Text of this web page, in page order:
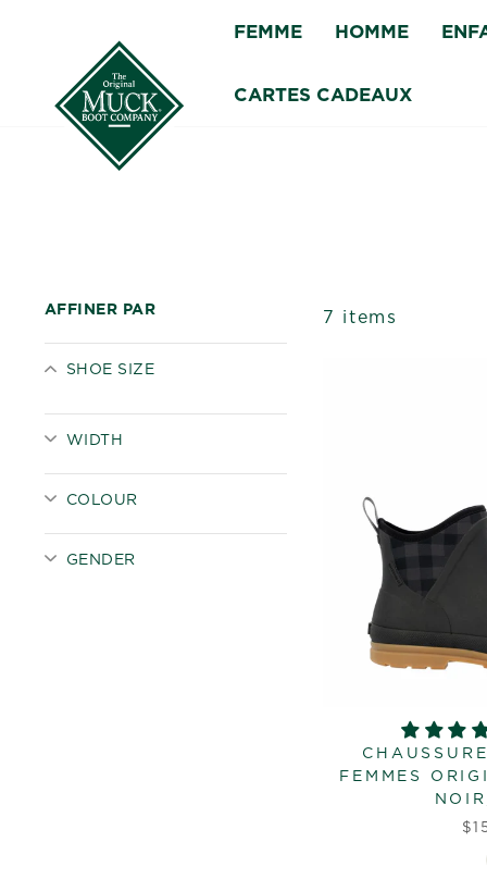
FEMME HOMME
CARTES CADEAUX
AFFINER PAR
SHOE SIZE
WIDTH
COLOUR
GENDER
7 items
FEMMES